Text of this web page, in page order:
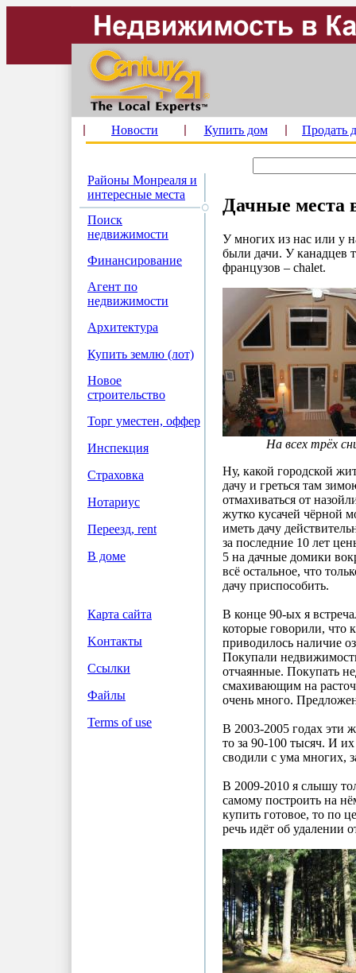
Новости Купить дом Продать
Районы Монреаля и
интересные места
Поиск
недвижимости
Финансирование
Агент по
недвижимости
Архитектура
Купить землю (лот)
Новое
строительство
Торг уместен, оффер
Инспекция
Страховка
Нотариус
Переезд, rent
В доме
Карта сайта
Koнтакты
Ссылки
Файлы
Terms of use
Дачные места
У многих из нас или у
были дачи. У канадцев
французов – chalet.
На всех трёх
Ну, какой городской
дачу и греться там
отмахиваться от
жутко кусачей чёрной
иметь дачу
за последние 10 лет
5 на дачные домики
всё остальное, что
дачу приспособить.
В конце 90-ых я
которые говорили, что
приводилось наличие
Покупали
отчаянные. Покупать
смахивающим на
очень много.
В 2003-2005 годах эти
то за 90-100 тысяч. И
сводили с ума многих,
В 2009-2010 я слышу
самому построить на
купить готовое, то по
речь идёт об удалении